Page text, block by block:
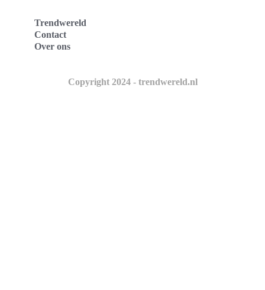
Trendwereld
Contact
Over ons
Copyright 2024 - trendwereld.nl